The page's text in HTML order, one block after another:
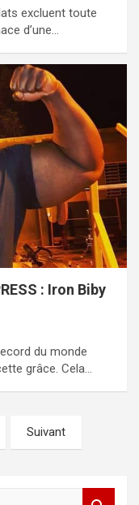
excluent toute
d’une…
: Iron Biby
du monde
grâce. Cela…
Suivant